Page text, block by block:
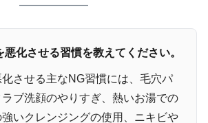
化させる習慣を教えてください。
させる主なNG習慣には、毛穴パ
ブ洗顔のやりすぎ、熱いお湯での
いクレンジングの使用、ニキビや